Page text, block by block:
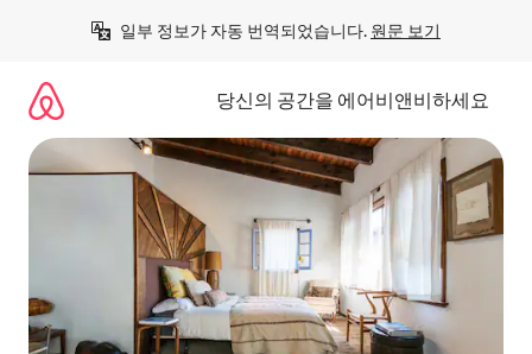
일부 정보가 자동 번역되었습니다. 원문 보기
당신의 공간을 에어비앤비하세요